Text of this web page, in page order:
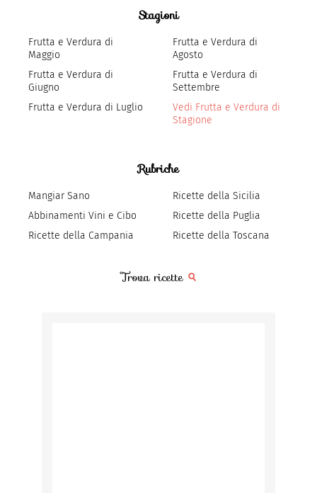
Stagioni
Frutta e Verdura di
Maggio
Frutta e Verdura di
Giugno
Frutta e Verdura di Luglio
Frutta e Verdura di
Agosto
Frutta e Verdura di
Settembre
Vedi Frutta e Verdura di
Stagione
Rubriche
Mangiar Sano
Abbinamenti Vini e Cibo
Ricette della Campania
Ricette della Sicilia
Ricette della Puglia
Ricette della Toscana
Trova ricette